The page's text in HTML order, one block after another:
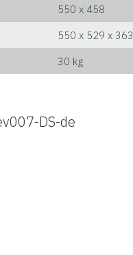
550 x 458
550 x 529 x 363
30 kg
DS-de